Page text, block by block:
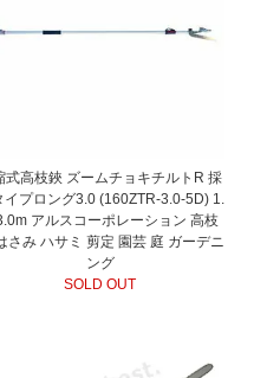
式高枝鋏 ズームチョキチルトR 採
イプロング3.0 (160ZTR-3.0-5D) 1.
アルスコーポレーション 高枝
さみ ハサミ 剪定 園芸 庭 ガーデニ
ング
SOLD OUT